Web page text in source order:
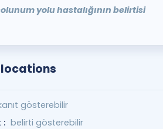
yolu hastalığının belirtisi
gösterebilir
: belirti gösterebilir